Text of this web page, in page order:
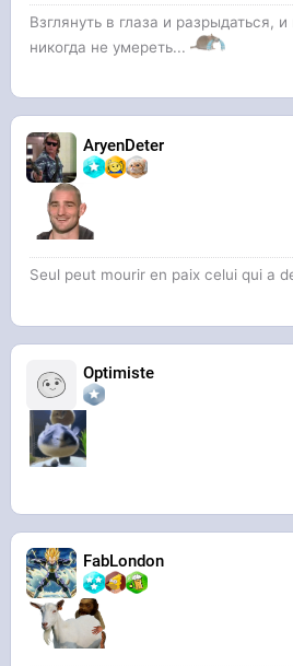
Взглянуть в глаза и разрыдаться,
никогда не умереть...
AryenDeter
Seul peut mourir en paix celui qui a
Optimiste
FabLondon